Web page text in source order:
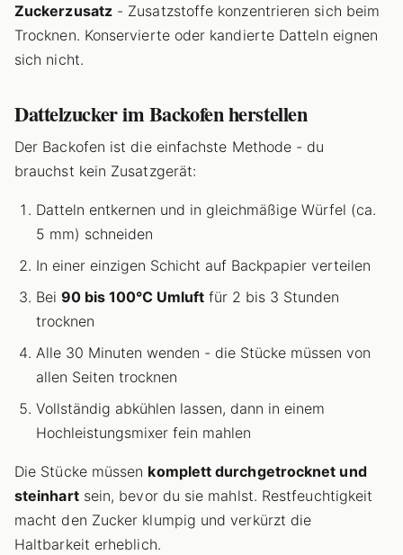
Zuckerzusatz- Zusatzstoffe konzentrieren sich beim
Trocknen. Konservierte oder kandierte Datteln eignen
sich nicht.
Dattelzucker im Backofen herstellen
Der Backofen ist die einfachste Methode - du
brauchst kein Zusatzgerät:
Datteln entkernen und in gleichmäßige Würfel (ca.
5 mm) schneiden
In einer einzigen Schicht auf Backpapier verteilen
Bei 90 bis 100°C Umluft für 2 bis 3 Stunden
trocknen
Alle 30 Minuten wenden - die Stücke müssen von
allen Seiten trocknen
Vollständig abkühlen lassen, dann in einem
Hochleistungsmixer fein mahlen
Die Stücke müssen komplett durchgetrocknet und
steinhartsein, bevor du sie mahlst. Restfeuchtigkeit
macht den Zucker klumpig und verkürzt die
Haltbarkeit erheblich.